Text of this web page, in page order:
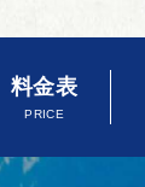
料金表
PRICE